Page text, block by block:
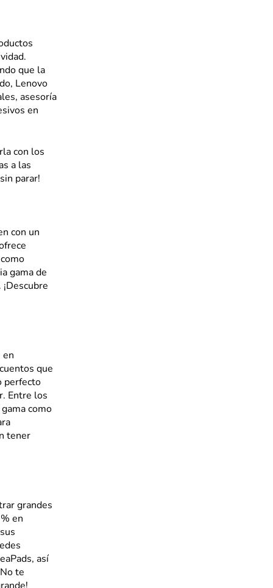
que la
Lenovo
asesoría
en
con los
a las
parar!
con un
gama de
en
que
perfecto
Entre los
como
tener
grandes
en
así
te